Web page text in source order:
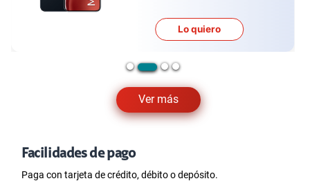
Ver más
Lo quiero
Facilidades de pago
Paga con tarjeta de crédito, débito o depósito.